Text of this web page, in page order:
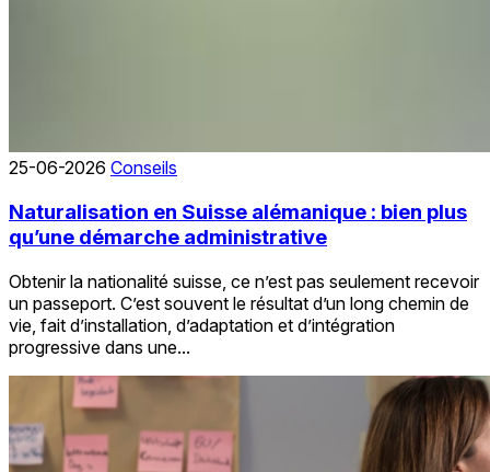
25-06-2026 Conseils
Naturalisation en Suisse alémanique : bien plus
qu’une démarche administrative
Obtenir la nationalité suisse, ce n’est pas seulement recevoir
un passeport. C’est souvent le résultat d’un long chemin de
vie, fait d’installation, d’adaptation et d’intégration
progressive dans une...